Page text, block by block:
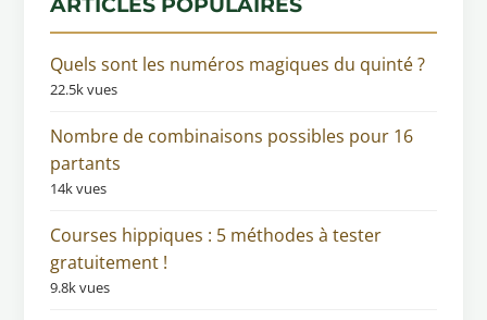
Quels sont les numéros magiques du quinté ?
22.5k vues
Nombre de combinaisons possibles pour 16
partants
14k vues
Courses hippiques : 5 méthodes à tester
gratuitement !
9.8k vues